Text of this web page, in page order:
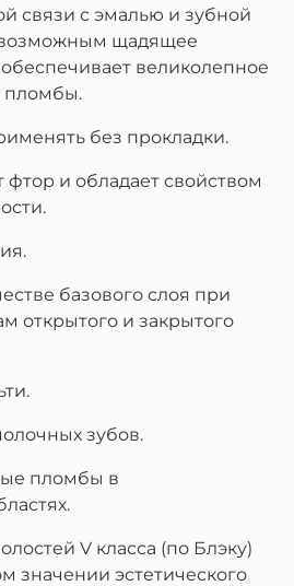
связи с эмалью и зубной
возможным щадящее
великолепное
пломбы.
без прокладки.
и обладает свойством
базового слоя при
открытого и закрытого
зубов.
пломбы в
V класса (по Блэку)
значении эстетического